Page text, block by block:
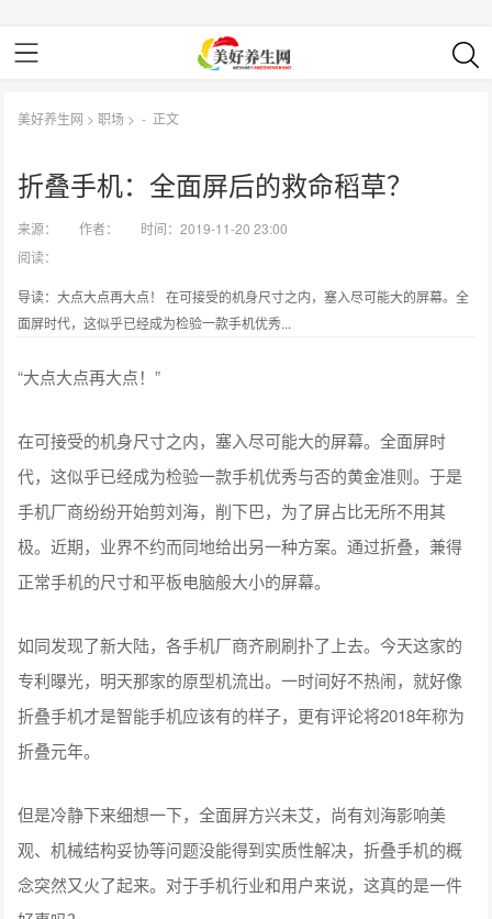
美好养生网 >职场 > - 正文
折叠手机：全面屏后的救命稻草？
来源： 作者：
时间：2019-11-20 23:00
阅读：
导读：大点大点再大点！ 在可接受的机身尺寸之内，塞入尽可能大的屏幕。全
面屏时代，这似乎已经成为检验一款手机优秀...
“大点大点再大点！”
在可接受的机身尺寸之内，塞入尽可能大的屏幕。全面屏时
代，这似乎已经成为检验一款手机优秀与否的黄金准则。于是
手机厂商纷纷开始剪刘海，削下巴，为了屏占比无所不用其
极。近期，业界不约而同地给出另一种方案。通过折叠，兼得
正常手机的尺寸和平板电脑般大小的屏幕。
如同发现了新大陆，各手机厂商齐刷刷扑了上去。今天这家的
专利曝光，明天那家的原型机流出。一时间好不热闹，就好像
折叠手机才是智能手机应该有的样子，更有评论将2018年称为
折叠元年。
但是冷静下来细想一下，全面屏方兴未艾，尚有刘海影响美
观、机械结构妥协等问题没能得到实质性解决，折叠手机的概
念突然又火了起来。对于手机行业和用户来说，这真的是一件